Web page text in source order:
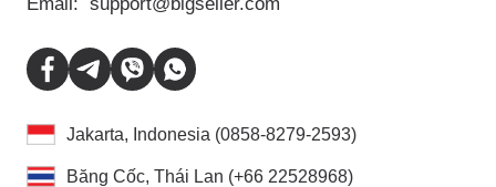
Jakarta, Indonesia (0858-8279-2593)
Băng Cốc, Thái Lan (+66 22528968)